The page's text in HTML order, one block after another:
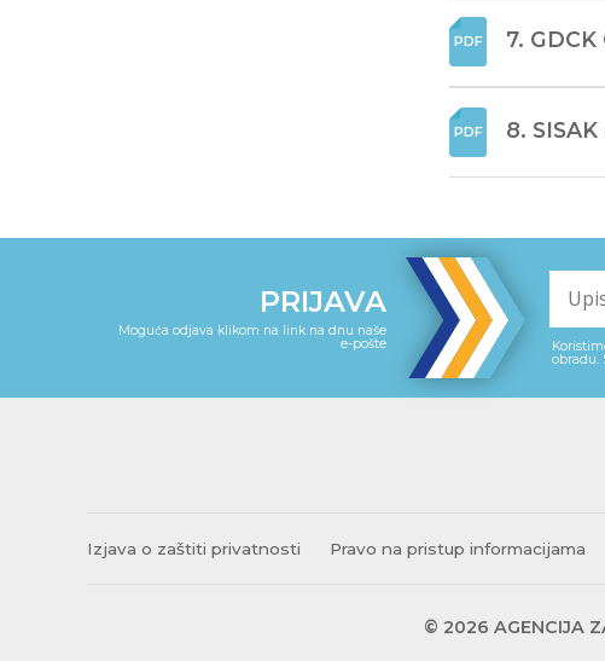
7.
8.
PRIJAVA
Moguća odjava klikom na link na dnu naše
e-pošte
obradu.
Izjava o zaštiti privatnosti Pravo na pristup informacijama
© 2026 AGENCIJA